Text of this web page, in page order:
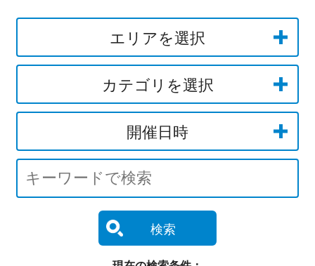
エリアを選択
カテゴリを選択
開催日時
検索